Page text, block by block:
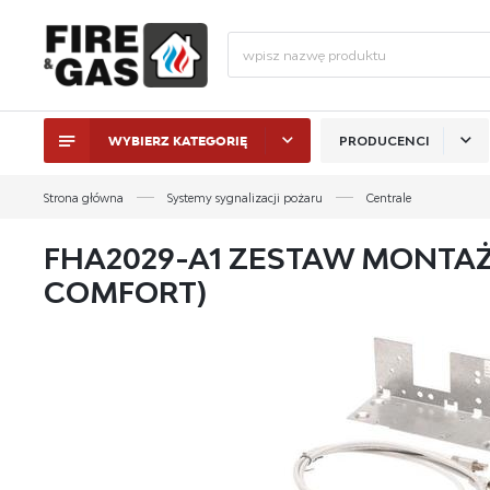
WYBIERZ KATEGORIĘ PRODUCENCI
Strona główna Systemy sygnalizacji pożaru Centrale
FHA2029-A1 ZESTAW
COMFORT)